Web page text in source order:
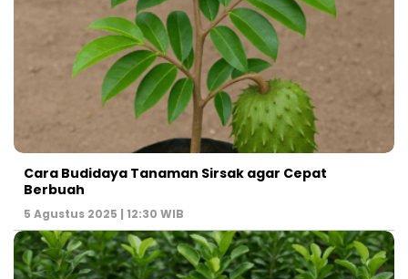
Cara Budidaya Tanaman Sirsak agar Cepat
Berbuah
5 Agustus 2025 | 12:30 WIB